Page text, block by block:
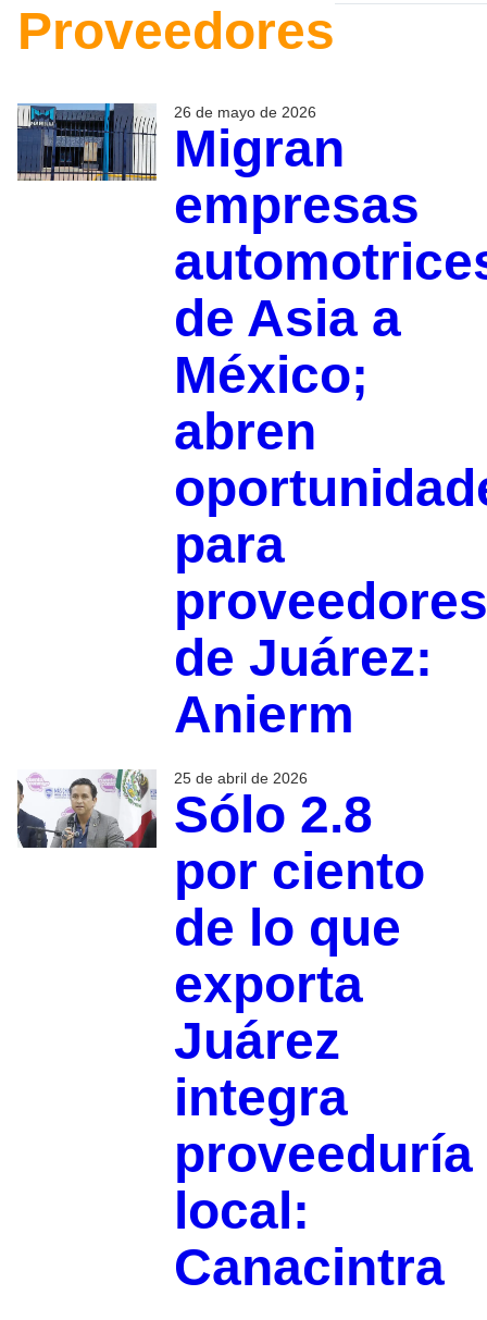
Proveedores
26 de mayo de 2026
Migran
empresas
de Asia a
México;
abren
para
proveedores
de Juárez:
Anierm
25 de abril de 2026
Sólo 2.8
por ciento
de lo que
exporta
Juárez
integra
proveeduría
local:
Canacintra